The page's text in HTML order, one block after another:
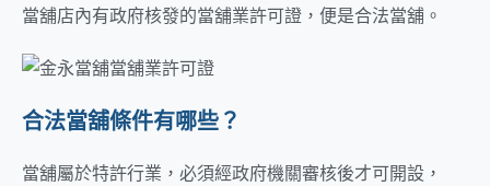
當舖店內有政府核發的當舖業許可證，便是合法當舖。
合法當舖條件有哪些？
當舖屬於特許行業，必須經政府機關審核後才可開設，